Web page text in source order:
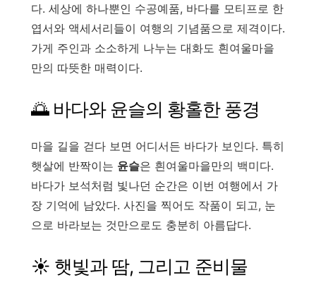
다. 세상에 하나뿐인 수공예품, 바다를 모티프로 한
엽서와 액세서리들이 여행의 기념품으로 제격이다.
가게 주인과 소소하게 나누는 대화도 흰여울마을
만의 따뜻한 매력이다.
🌅 바다와 윤슬의 황홀한 풍경
마을 길을 걷다 보면 어디서든 바다가 보인다. 특히
햇살에 반짝이는 윤슬은 흰여울마을만의 백미다.
바다가 보석처럼 빛나던 순간은 이번 여행에서 가
장 기억에 남았다. 사진을 찍어도 작품이 되고, 눈
으로 바라보는 것만으로도 충분히 아름답다.
☀️ 햇빛과 땀, 그리고 준비물